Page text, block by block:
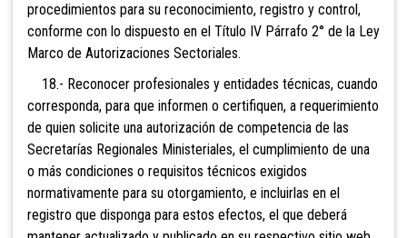
procedimientos para su reconocimiento, registro y control,
conforme con lo dispuesto en el Título IV Párrafo 2° de la Ley
Marco de Autorizaciones Sectoriales.
18.- Reconocer profesionales y entidades técnicas, cuando
corresponda, para que informen o certifiquen, a requerimiento
de quien solicite una autorización de competencia de las
Secretarías Regionales Ministeriales, el cumplimiento de una
o más condiciones o requisitos técnicos exigidos
normativamente para su otorgamiento, e incluirlas en el
registro que disponga para estos efectos, el que deberá